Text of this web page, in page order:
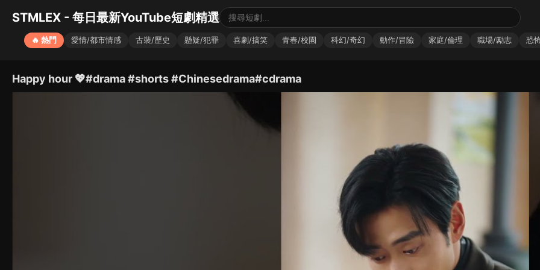
STMLEX - 每日最新YouTube短劇精選
🔥 熱門 愛情/都市情感 古裝/歷史 懸疑/犯罪 喜劇/搞笑 青春/校園 科幻/奇幻 動作/冒險 家庭/倫理 職場/勵志 恐
Happy hour 💖#drama #shorts #Chinesedrama#cdrama